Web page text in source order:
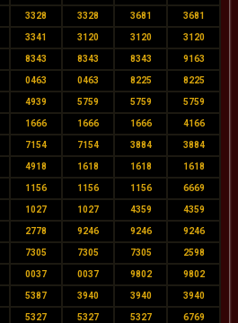
3328 3328 3681 3681
3341 3120 3120 3120
8343 8343 8343 9163
0463 0463 8225 8225
4939 5759 5759 5759
1666 1666 1666 4166
7154 7154 3884 3884
4918 1618 1618 1618
1156 1156 1156 6669
1027 1027 4359 4359
2778 9246 9246 9246
7305 7305 7305 2598
0037 0037 9802 9802
5387 3940 3940 3940
5327 5327 5327 6769